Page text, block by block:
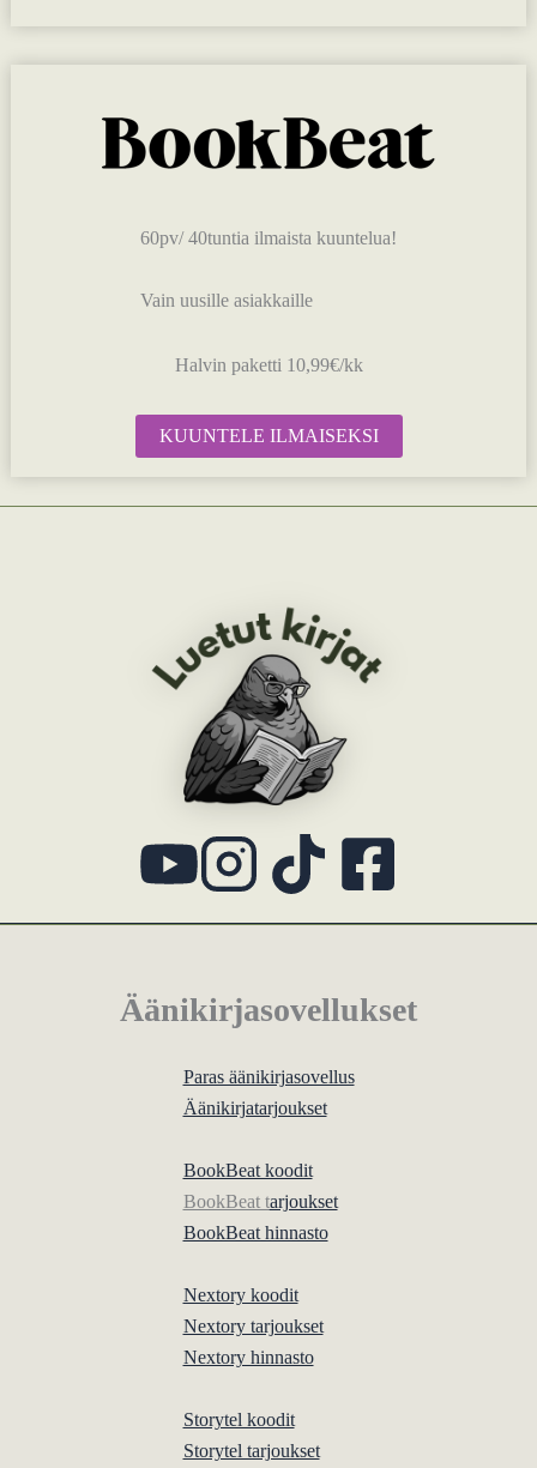
60pv/ 40tuntia ilmaista kuuntelua!
Vain uusille asiakkaille
Halvin paketti 10,99€/kk
KUUNTELE ILMAISEKSI
Äänikirjasovellukset
Paras äänikirjasovellus
Äänikirjatarjoukset
BookBeat koodit
BookBeat tarjoukset
BookBeat hinnasto
Nextory koodit
Nextory tarjoukset
Nextory hinnasto
Storytel koodit
Storytel tarjoukset